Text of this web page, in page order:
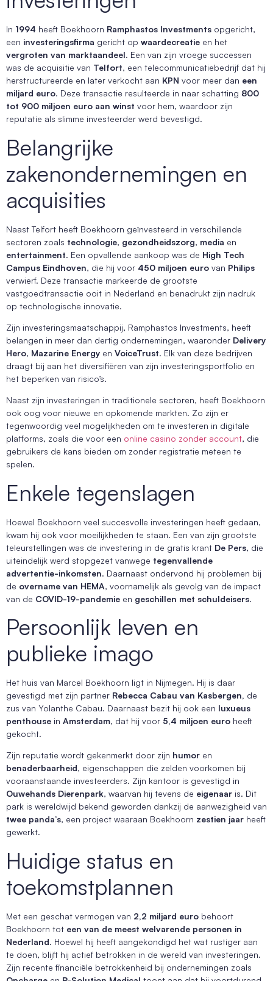
In 1994 heeft Boekhoorn Ramphastos Investments opgericht,
een investeringsfirma gericht op waardecreatie en het
vergroten van marktaandeel. Een van zijn vroege successen
was de acquisitie van Telfort, een telecommunicatiebedrijf dat hij
herstructureerde en later verkocht aan KPN voor meer dan een
miljard euro. Deze transactie resulteerde in naar schatting 800
tot 900 miljoen euro aan winst voor hem, waardoor zijn
reputatie als slimme investeerder werd bevestigd.
Belangrijke
zakenondernemingen en
acquisities
Naast Telfort heeft Boekhoorn geïnvesteerd in verschillende
sectoren zoals technologie, gezondheidszorg, media en
entertainment. Een opvallende aankoop was de High Tech
Campus Eindhoven, die hij voor 450 miljoen euro van Philips
verwierf. Deze transactie markeerde de grootste
vastgoedtransactie ooit in Nederland en benadrukt zijn nadruk
op technologische innovatie.
Zijn investeringsmaatschappij, Ramphastos Investments, heeft
belangen in meer dan dertig ondernemingen, waaronder Delivery
Hero, Mazarine Energy en VoiceTrust. Elk van deze bedrijven
draagt bij aan het diversifiëren van zijn investeringsportfolio en
het beperken van risico’s.
Naast zijn investeringen in traditionele sectoren, heeft Boekhoorn
ook oog voor nieuwe en opkomende markten. Zo zijn er
tegenwoordig veel mogelijkheden om te investeren in digitale
platforms, zoals die voor een online casino zonder account, die
gebruikers de kans bieden om zonder registratie meteen te
spelen.
Enkele tegenslagen
Hoewel Boekhoorn veel succesvolle investeringen heeft gedaan,
kwam hij ook voor moeilijkheden te staan. Een van zijn grootste
teleurstellingen was de investering in de gratis krant De Pers, die
uiteindelijk werd stopgezet vanwege tegenvallende
advertentie-inkomsten. Daarnaast ondervond hij problemen bij
de overname van HEMA, voornamelijk als gevolg van de impact
van de COVID-19-pandemie en geschillen met schuldeisers.
Persoonlijk leven en
publieke imago
Het huis van Marcel Boekhoorn ligt in Nijmegen. Hij is daar
gevestigd met zijn partner Rebecca Cabau van Kasbergen, de
zus van Yolanthe Cabau. Daarnaast bezit hij ook een luxueus
penthouse in Amsterdam, dat hij voor 5,4 miljoen euro heeft
gekocht.
Zijn reputatie wordt gekenmerkt door zijn humor en
benaderbaarheid, eigenschappen die zelden voorkomen bij
vooraanstaande investeerders. Zijn kantoor is gevestigd in
Ouwehands Dierenpark, waarvan hij tevens de eigenaar is. Dit
park is wereldwijd bekend geworden dankzij de aanwezigheid van
twee panda’s, een project waaraan Boekhoorn zestien jaar heeft
gewerkt.
Huidige status en
toekomstplannen
Met een geschat vermogen van 2,2 miljard euro behoort
Boekhoorn tot een van de meest welvarende personen in
Nederland. Hoewel hij heeft aangekondigd het wat rustiger aan
te doen, blijft hij actief betrokken in de wereld van investeringen.
Zijn recente financiële betrokkenheid bij ondernemingen zoals